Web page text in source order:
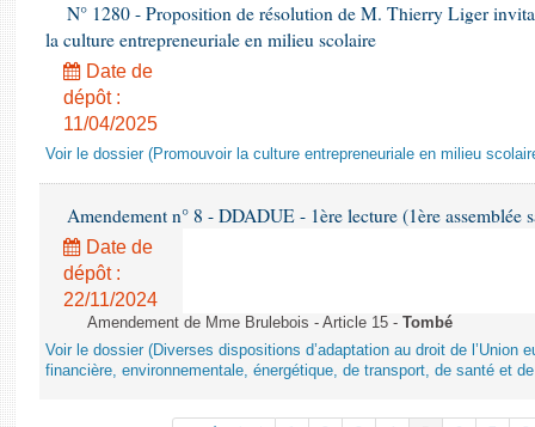
N° 1280 - Proposition de résolution de M. Thierry Liger
la culture entrepreneuriale en milieu scolaire
Date de
dépôt :
11/04/2025
Voir le dossier (Promouvoir la culture entrepreneuriale en milieu
Amendement n° 8 - DDADUE - 1ère lecture (1ère assemblée
Date de
dépôt :
22/11/2024
Amendement de Mme Brulebois - Article 15 - Tombé
Voir le dossier (Diverses dispositions d’adaptation au droit de l’Union
financière, environnementale, énergétique, de transport, de santé et